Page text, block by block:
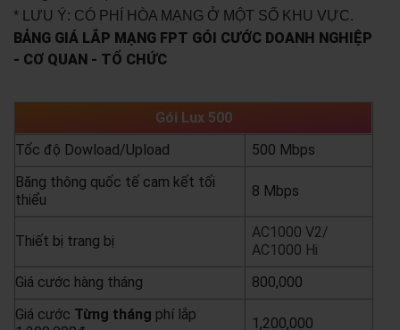
* LƯU Ý: CÓ PHÍ HÒA MẠNG Ở MỘT SỐ KHU VỰC.
BẢNG GIÁ LẮP MẠNG FPT GÓI CƯỚC DOANH NGHIỆP
- CƠ QUAN - TỔ CHỨC
Gói Lux 500
Tốc độ Dowload/Upload
500 Mbps
Băng thông quốc tế cam kết tối
thiểu
8 Mbps
Thiết bị trang bị
AC1000 V2/
AC1000 Hi
Giá cước hàng tháng
800,000
Giá cước Từng tháng phí lắp
1,200,000